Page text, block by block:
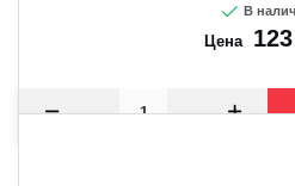
В
Цена 123